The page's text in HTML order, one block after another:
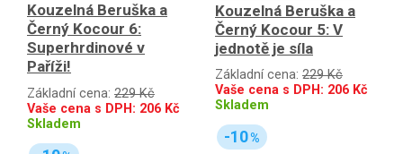
Kouzelná Beruška a
Černý Kocour 6:
Superhrdinové v
Paříži!
Základní cena: 229 Kč
Vaše cena s DPH: 206 Kč
Skladem
Kouzelná Beruška a
Černý Kocour 5: V
jednotě je síla
Základní cena: 229 Kč
Vaše cena s DPH: 206 Kč
Skladem
-10%